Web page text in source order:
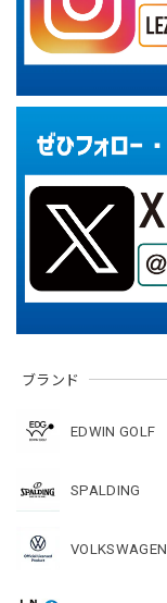
ブランド
EDWIN GOLF
SPALDING
VOLKSWAGEN